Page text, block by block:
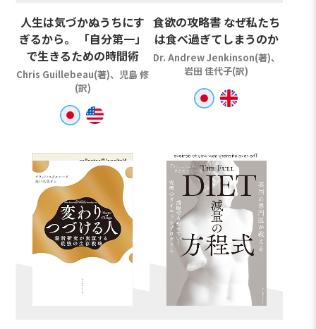
人生は気づかぬうちにす
ぎるから。 「自分第一」
で生きるための時間術
Chris Guillebeau(著)、児島 修
(訳)
食欲の攻略書 なぜ私たち
は食べ過ぎてしまうのか
Dr. Andrew Jenkinson(著)、
岩田 佳代子(訳)